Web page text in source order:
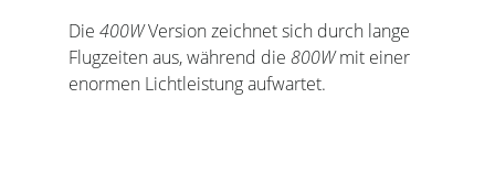
Die400WVersion zeichnet sich durch lange
Flugzeiten aus, während die800Wmit einer
enormen Lichtleistung aufwartet.